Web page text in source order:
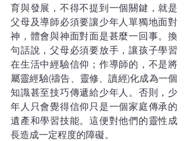
育與發展，不得不提到一個關鍵，就是
父母及導師必須要讓少年人單獨地面對
神，體會與神面對面是甚麼一回事。換
句話說，父母必須要放手，讓孩子學習
在生活中經驗信仰；作導師的，不是將
屬靈經驗(禱告、靈修、讀經)化成為一個
知識甚至技巧傳遞給少年人。否則，少
年人只會覺得信仰只是一個家庭傳承的
遺產和學習技能。這便對他們的靈性成
長造成一定程度的障礙。